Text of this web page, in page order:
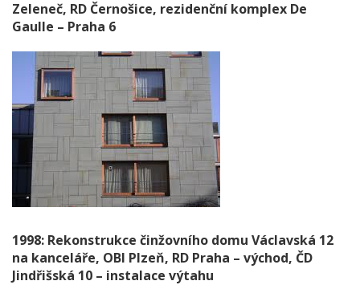
Zeleneč, RD Černošice, rezidenční komplex De
Gaulle – Praha 6
1998: Rekonstrukce činžovního domu Václavská 12
na kanceláře, OBI Plzeň, RD Praha – východ, ČD
Jindřišská 10 – instalace výtahu